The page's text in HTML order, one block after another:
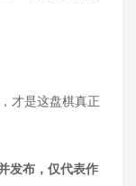
才是这盘棋真正
发布，仅代表作